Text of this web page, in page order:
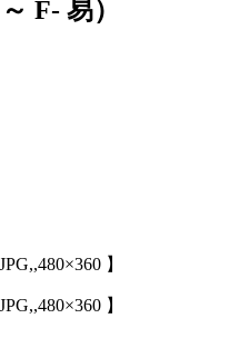
F- 易）
】
】